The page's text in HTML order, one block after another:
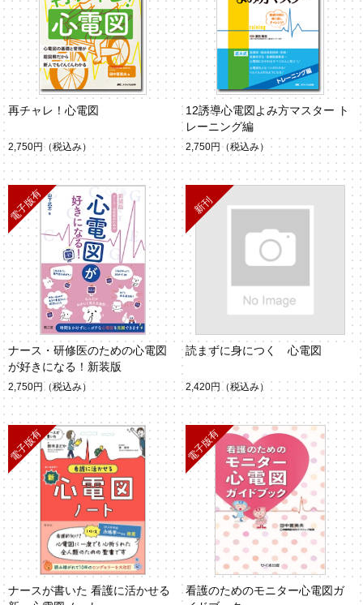
再チャレ！心電図
2,750円 （税込み）
12誘導心電図よみ方マスター ト
レーニング編
2,750円 （税込み）
ナース・研修医のための心電図
が好きになる！新装版
2,750円 （税込み）
読まずに身につく 心電図
2,420円 （税込み）
ナースが書いた 看護に活かせる
看護のためのモニター心電図ガ